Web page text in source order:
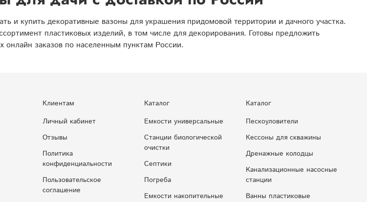
и купить декоративные вазоны для украшения придомовой территории и дачного участка.
пластиковых изделий, в том числе для декорирования. Готовы предложить
заказов по населенным пунктам России.
Клиентам
Личный кабинет
Отзывы
Политика
конфиденциальности
Пользовательское
соглашение
Каталог
Емкости универсальные
Станции биологической
очистки
Септики
Погреба
Емкости накопительные
Каталог
Пескоуловители
Кессоны для скважины
Дренажные колодцы
Kaнaлизaциoнныe нacocныe
cтaнции
Ванны пластиковые